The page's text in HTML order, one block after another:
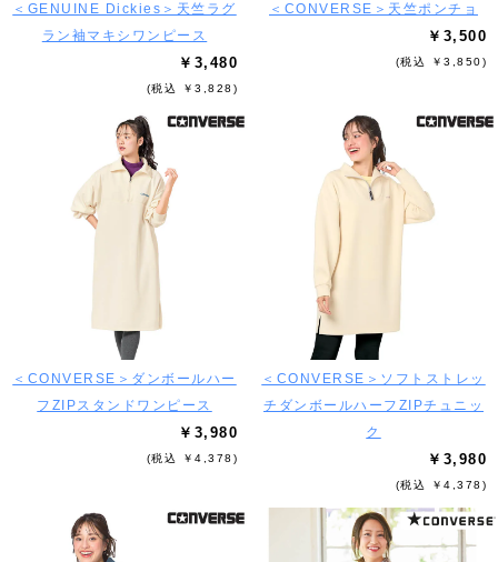
＜GENUINE Dickies＞天竺ラグ
ラン袖マキシワンピース
￥3,480
(税込 ￥3,828)
＜CONVERSE＞天竺ポンチョ
￥3,500
(税込 ￥3,850)
＜CONVERSE＞ダンボールハー
フZIPスタンドワンピース
￥3,980
(税込 ￥4,378)
＜CONVERSE＞ソフトストレッ
チダンボールハーフZIPチュニッ
ク
￥3,980
(税込 ￥4,378)